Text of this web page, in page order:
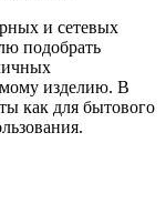
и сетевых
подобрать
изделию. В
как для бытового